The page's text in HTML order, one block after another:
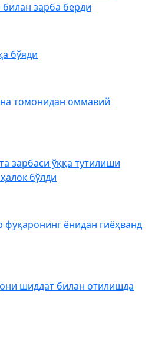
зарба берди
бўяди
томонидан оммавий
зарбаси ўққа тутилиши
бўлди
фуқаронинг ёнидан гиёҳванд
шиддат билан отилишда